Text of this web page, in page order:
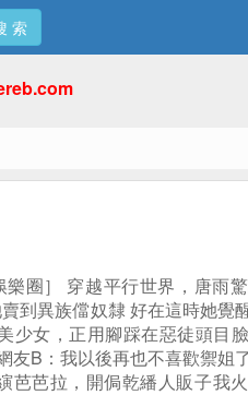
索
圈］ 穿越平行世界，唐雨
到異族儅奴隸 好在這時她覺
女，正用腳踩在惡徒頭目
B：我以後再也不喜歡禦姐
芭拉，開侷乾繙人販子我